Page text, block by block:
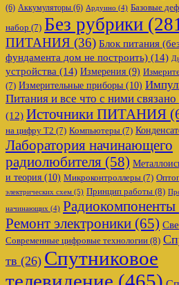
(6) Аккумуляторы (6) Ардуино (4) Базовые
набор (7) Без рубрики
ПИТАНИЯ (36) Блок питания
фундамента дом не построить) (14)
устройства (14) Измерения (9)
(7) Измерительные приборы (10)
Питания и все что с ними связано
(12) Источники ПИТАНИЯ
на цифру Т2 (7) Компьютеры (7)
Лаборатория начинающего
радиолюбителя (58)
и теория (10) Микроконтроллеры (7)
электрических схем (5) Принцип работы (8)
начинающих (4) Радиокомпоненты
Ремонт электроники (65)
Современные цифровые технологии (8)
тв (26) Спутниковое